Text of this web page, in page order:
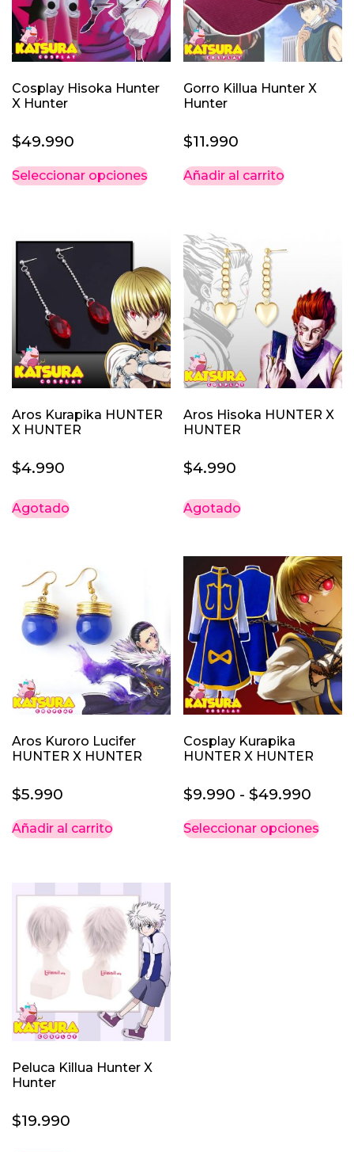
Cosplay Hisoka Hunter
X Hunter
$49.990
Seleccionar opciones
producto
variantes.
opciones
se
pueden
elegir
en
la
de
producto
Gorro Killua Hunter X
Hunter
$11.990
Añadir al carrito
Aros Kurapika HUNTER
X HUNTER
$4.990
Agotado
Aros Hisoka HUNTER X
HUNTER
$4.990
Agotado
Aros Kuroro Lucifer
HUNTER X HUNTER
$5.990
Añadir al carrito
Cosplay Kurapika
HUNTER X HUNTER
$9.990 - $49.990
de
Seleccionar opciones
Peluca Killua Hunter X
Hunter
$19.990